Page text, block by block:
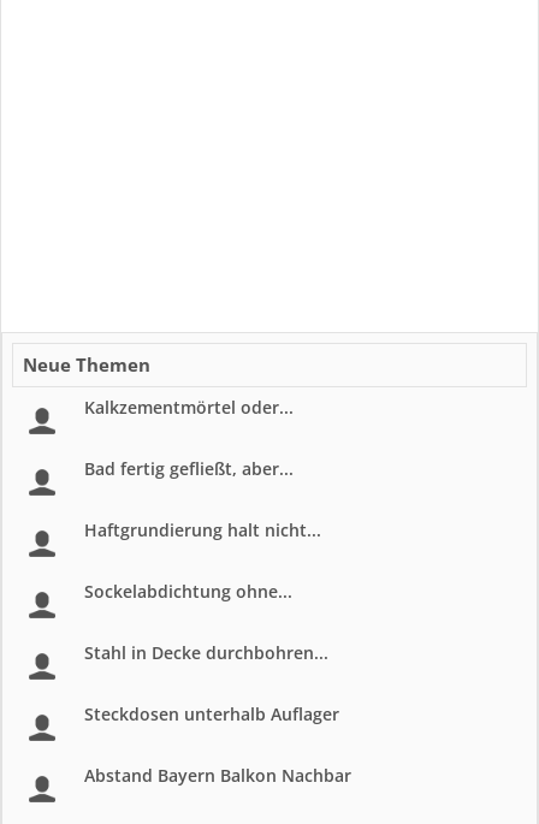
Neue Themen
Kalkzementmörtel oder...
Bad fertig gefließt, aber...
Haftgrundierung halt nicht...
Sockelabdichtung ohne...
Stahl in Decke durchbohren...
Steckdosen unterhalb Auflager
Abstand Bayern Balkon Nachbar